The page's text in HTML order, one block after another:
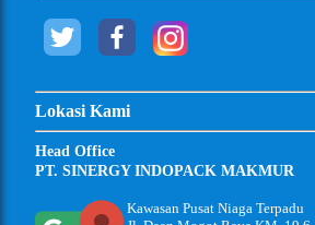
Lokasi Kami
Head Office
PT. SINERGY INDOPACK MAKMUR
Kawasan Pusat Niaga Terpadu